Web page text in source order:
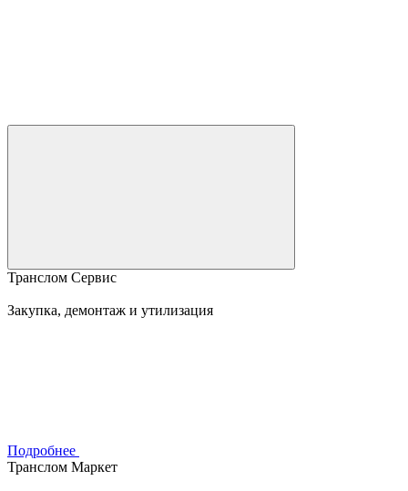
Транслом Сервис
Закупка, демонтаж и утилизация
Подробнее
Транслом Маркет